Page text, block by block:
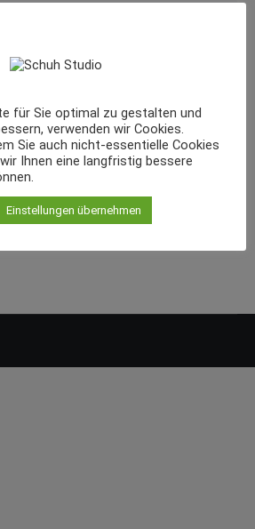
für Sie optimal zu gestalten und
verwenden wir Cookies.
Sie auch nicht-essentielle Cookies
Ihnen eine langfristig bessere
Einstellungen übernehmen